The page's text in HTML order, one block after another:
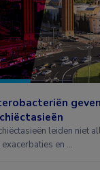
leiden niet
en …